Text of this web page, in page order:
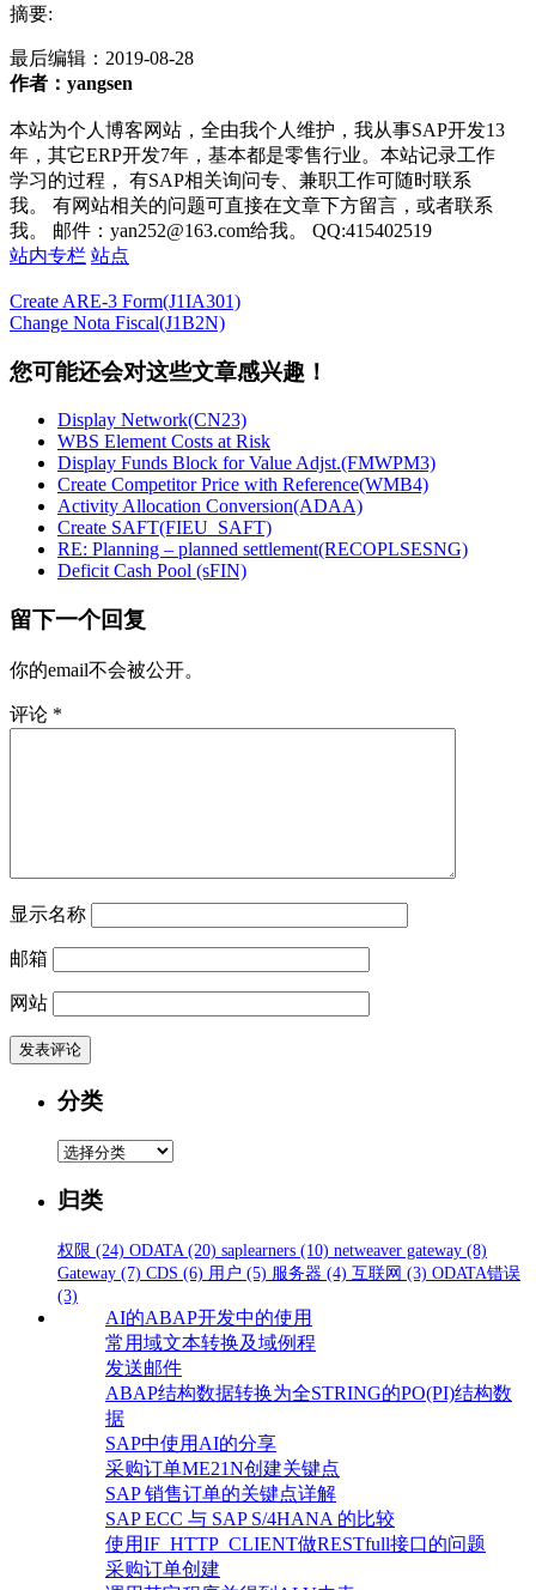
摘要:
最后编辑： 2019-08-28
作者：yangsen
本站为个人博客网站，全由我个人维护，我从事SAP开发13
年，其它ERP开发7年，基本都是零售行业。本站记录工作
学习的过程， 有SAP相关询问专、兼职工作可随时联系
我。 有网站相关的问题可直接在文章下方留言，或者联系
我。 邮件：yan252@163.com给我。 QQ:415402519
站内专栏 站点
Create ARE-3 Form(J1IA301)
Change Nota Fiscal(J1B2N)
您可能还会对这些文章感兴趣！
Display Network(CN23)
WBS Element Costs at Risk
Display Funds Block for Value Adjst.(FMWPM3)
Create Competitor Price with Reference(WMB4)
Activity Allocation Conversion(ADAA)
Create SAFT(FIEU_SAFT)
RE: Planning – planned settlement(RECOPLSESNG)
Deficit Cash Pool (sFIN)
留下一个回复
你的email不会被公开。
评论 *
显示名称
邮箱
网站
分类
分
归类
权限 (24) ODATA (20) saplearners (10) netweaver gateway (8)
Gateway (7) CDS (6) 用户 (5) 服务器 (4) 互联网 (3) ODATA错误
(3)
AI的ABAP开发中的使用
常用域文本转换及域例程
发送邮件
ABAP结构数据转换为全STRING的PO(PI)结构数
据
SAP中使用AI的分享
采购订单ME21N创建关键点
SAP 销售订单的关键点详解
SAP ECC 与 SAP S/4HANA 的比较
使用IF_HTTP_CLIENT做RESTfull接口的问题
采购订单创建